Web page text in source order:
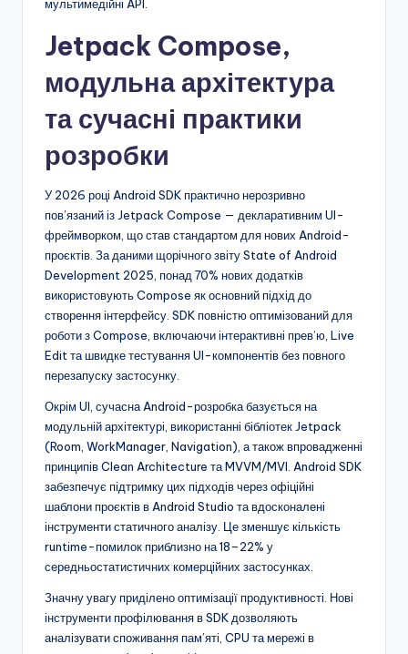
мультимедійні API.
Jetpack Compose,
модульна архітектура
та сучасні практики
розробки
У 2026 році Android SDK практично нерозривно
пов’язаний із Jetpack Compose — декларативним UI-
фреймворком, що став стандартом для нових Android-
проєктів. За даними щорічного звіту State of Android
Development 2025, понад 70% нових додатків
використовують Compose як основний підхід до
створення інтерфейсу. SDK повністю оптимізований для
роботи з Compose, включаючи інтерактивні прев’ю, Live
Edit та швидке тестування UI-компонентів без повного
перезапуску застосунку.
Окрім UI, сучасна Android-розробка базується на
модульній архітектурі, використанні бібліотек Jetpack
(Room, WorkManager, Navigation), а також впровадженні
принципів Clean Architecture та MVVM/MVI. Android SDK
забезпечує підтримку цих підходів через офіційні
шаблони проєктів в Android Studio та вдосконалені
інструменти статичного аналізу. Це зменшує кількість
runtime-помилок приблизно на 18–22% у
середньостатистичних комерційних застосунках.
Значну увагу приділено оптимізації продуктивності. Нові
інструменти профілювання в SDK дозволяють
аналізувати споживання пам’яті, CPU та мережі в